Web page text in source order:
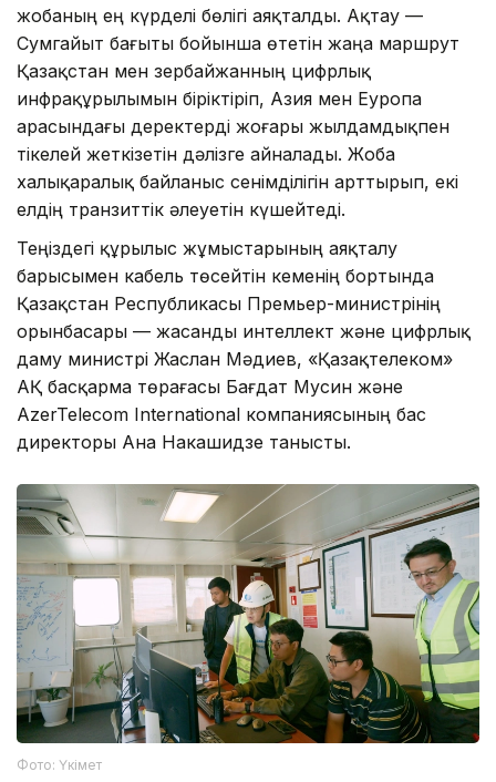
жобаның ең күрделі бөлігі аяқталды. Ақтау —
Сумгайыт бағыты бойынша өтетін жаңа маршрут
Қазақстан мен Әзербайжанның цифрлық
инфрақұрылымын біріктіріп, Азия мен Еуропа
арасындағы деректерді жоғары жылдамдықпен
тікелей жеткізетін дәлізге айналады. Жоба
халықаралық байланыс сенімділігін арттырып, екі
елдің транзиттік әлеуетін күшейтеді.
Теңіздегі құрылыс жұмыстарының аяқталу
барысымен кабель төсейтін кеменің бортында
Қазақстан Республикасы Премьер-министрінің
орынбасары — жасанды интеллект және цифрлық
даму министрі Жаслан Мәдиев, «Қазақтелеком»
АҚ басқарма төрағасы Бағдат Мусин және
AzerTelecom International компаниясының бас
директоры Ана Накашидзе танысты.
Фото: Үкімет